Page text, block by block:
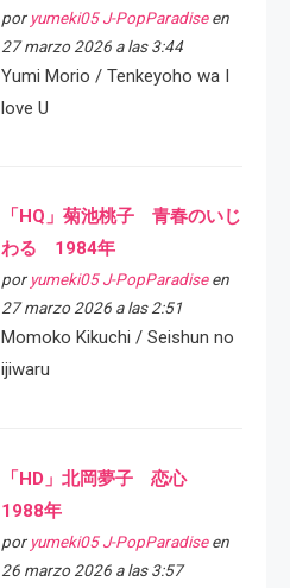
por yumeki05 J-PopParadiseen
27 marzo 2026 a las 3:44
Yumi Morio / Tenkeyoho wa I
love U
「HQ」菊池桃子 青春のいじ
わる 1984年
por yumeki05 J-PopParadiseen
27 marzo 2026 a las 2:51
Momoko Kikuchi / Seishun no
ijiwaru
「HD」北岡夢子 恋心
1988年
por yumeki05 J-PopParadiseen
26 marzo 2026 a las 3:57